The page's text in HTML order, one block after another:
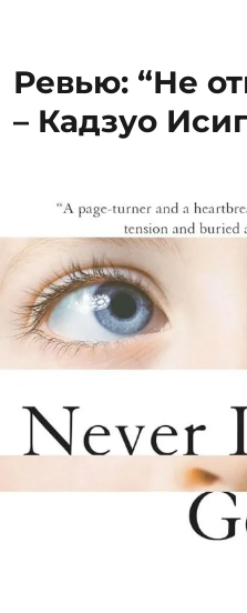
Ревью: “Не
– Кадзуо